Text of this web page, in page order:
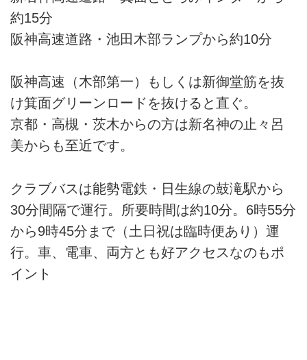
約15分
阪神高速道路・池田木部ランプから約10分
阪神高速（木部第一）もしくは新御堂筋を抜
け箕面グリーンロードを抜けると直ぐ。
京都・高槻・茨木からの方は新名神の止々呂
美からも至近です。
クラブバスは能勢電鉄・日生線の鼓滝駅から
30分間隔で運行。所要時間は約10分。6時55分
から9時45分まで（土日祝は臨時便あり）運
行。車、電車、両方とも好アクセスなのもポ
イント